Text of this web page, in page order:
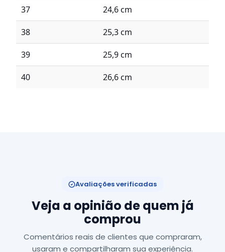
37 24,6 cm
38 25,3 cm
39 25,9 cm
40 26,6 cm
Avaliações verificadas
Veja a opinião de quem já
comprou
Comentários reais de clientes que compraram,
usaram e compartilharam sua experiência.